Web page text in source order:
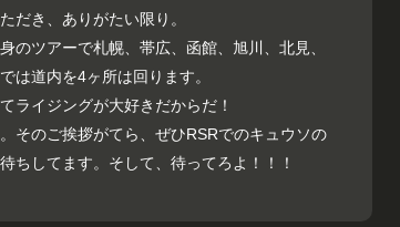
だき、ありがたい限り。
のツアーで札幌、帯広、函館、旭川、北見、
は道内を4ヶ所は回ります。
ライジングが大好きだからだ！
そのご挨拶がてら、ぜひRSRでのキュウソの
ちしてます。そして、待ってろよ！！！